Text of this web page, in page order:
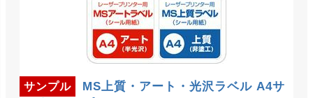
サンプル
MS上質・アート・光沢ラベル A4サ